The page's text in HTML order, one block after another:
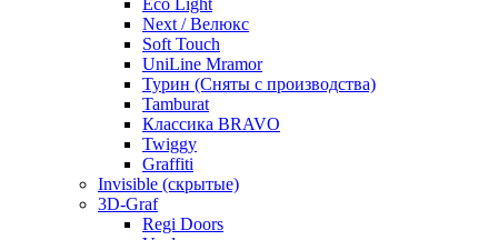
Eco Light
Next / Велюкс
Soft Touch
UniLine Mramor
Турин (Сняты с производства)
Tamburat
Классика BRAVO
Twiggy
Graffiti
Invisible (скрытые)
3D-Graf
Regi Doors